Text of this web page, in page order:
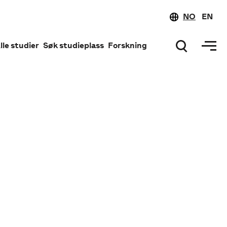
NO EN
studier Søk studieplass Forskning